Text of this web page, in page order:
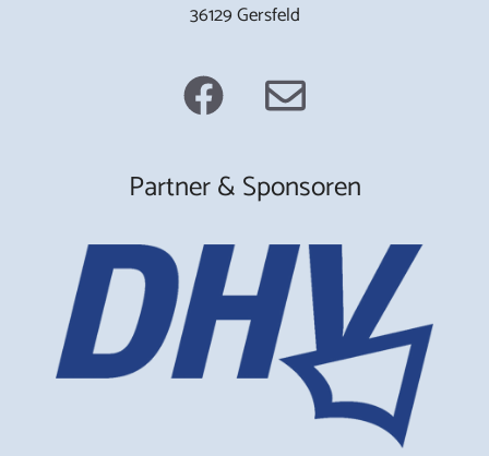
36129 Gersfeld
Partner & Sponsoren